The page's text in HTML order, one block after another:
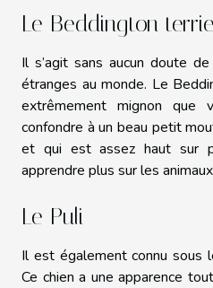
Le Beddington
Il s’agit sans aucun doute
étranges au monde. Le
extrêmement mignon que
confondre à un beau petit
et qui est assez haut sur
apprendre plus sur les
Le Puli
Il est également connu sous
Ce chien a une apparence